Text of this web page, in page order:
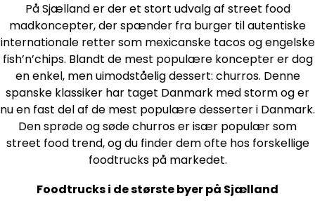
På Sjælland er der et stort udvalg af street food
madkoncepter, der spænder fra burger til autentiske
internationale retter som mexicanske tacos og engelske
fish’n’chips. Blandt de mest populære koncepter er dog
en enkel, men uimodståelig dessert: churros. Denne
spanske klassiker har taget Danmark med storm og er
nu en fast del af de mest populære desserter i Danmark.
Den sprøde og søde churros er især populær som
street food trend, og du finder dem ofte hos forskellige
foodtrucks på markedet.
Foodtrucks i de største byer på Sjælland